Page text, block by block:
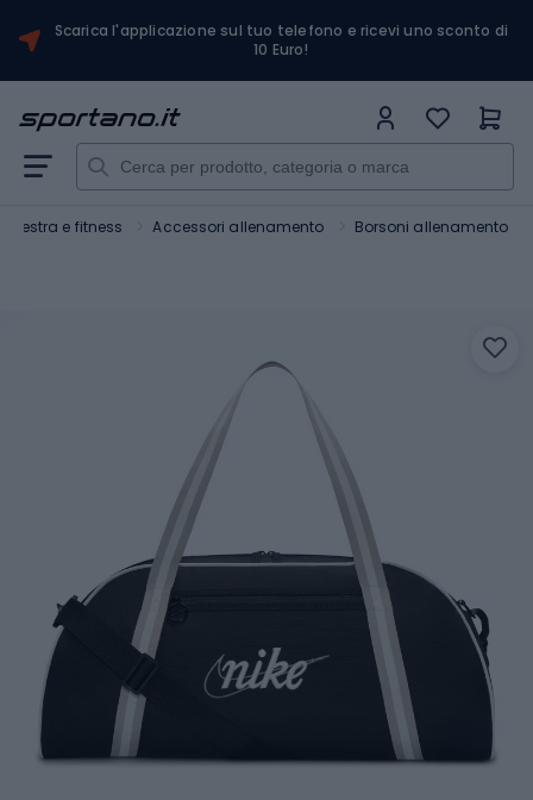
Scarica l'applicazione sul tuo telefono e ricevi uno sconto di
10 Euro!
Palestra e fitness Accessori allenamento Borsoni allenamento